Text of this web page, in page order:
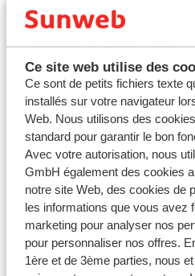
Ce site web utilise des
Ce sont de petits fichiers texte
installés sur votre navigateur
Web. Nous utilisons des
standard pour garantir le bon
Avec votre autorisation, nous
GmbH également des cookies
notre site Web, des cookies de
les informations que vous avez
marketing pour analyser nos
pour personnaliser nos offres.
1ère et de 3ème parties, nous
réservation ?
Dernière modification le Mer, 6
La situation au Moyen-Orient
sécurité de vos vacances ?
Dernière modification le Jeu,
Qu’est-ce qui change
touristique pour l’Égypte ?
Dernière modification le Ven,
Conseils de sécurité pour les
phishing
Dernière modification le Lun,